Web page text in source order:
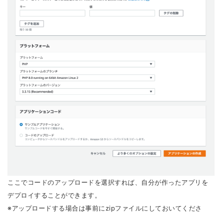
ここでコードのアップロードを選択すれば、自分が作ったアプリを
デプロイすることができます。
※アップロードする場合は事前にzipファイルにしておいてくださ